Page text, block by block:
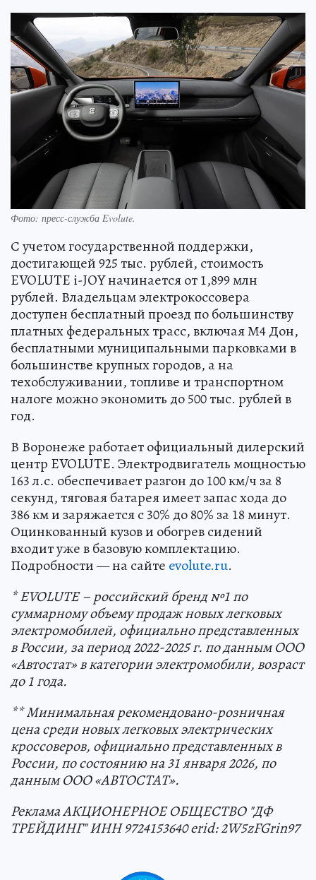
Фото: пресс-служба Evolute.
С учетом государственной поддержки,
достигающей 925 тыс. рублей, стоимость
EVOLUTE i-JOY начинается от 1,899 млн
рублей. Владельцам электрокоссовера
доступен бесплатный проезд по большинству
платных федеральных трасс, включая М4 Дон,
бесплатными муниципальными парковками в
большинстве крупных городов, а на
техобслуживании, топливе и транспортном
налоге можно экономить до 500 тыс. рублей в
год.
В Воронеже работает официальный дилерский
центр EVOLUTE. Электродвигатель мощностью
163 л.с. обеспечивает разгон до 100 км/ч за 8
секунд, тяговая батарея имеет запас хода до
386 км и заряжается с 30% до 80% за 18 минут.
Оцинкованный кузов и обогрев сидений
входит уже в базовую комплектацию.
Подробности — на сайте evolute.ru.
* EVOLUTE – российский бренд №1 по
суммарному объему продаж новых легковых
электромобилей, официально представленных
в России, за период 2022-2025 г. по данным ООО
«Автостат» в категории электромобили, возраст
до 1 года.
** Минимальная рекомендовано-розничная
цена среди новых легковых электрических
кроссоверов, официально представленных в
России, по состоянию на 31 января 2026, по
данным ООО «АВТОСТАТ».
Реклама АКЦИОНЕРНОЕ ОБЩЕСТВО "ДФ
ТРЕЙДИНГ" ИНН 9724153640 erid: 2W5zFGrin97